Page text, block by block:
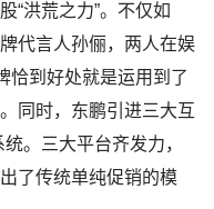
“洪荒之力”。不仅如
代言人孙俪，两人在娱
恰到好处就是运用到了
同时，东鹏引进三大互
。三大平台齐发力，
了传统单纯促销的模